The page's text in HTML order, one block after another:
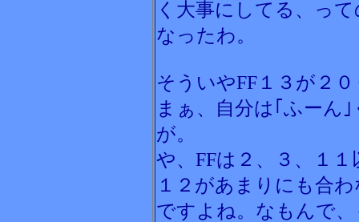
く大事にしてる、っ
なったわ。
そういやFF１３が２
まぁ、自分は｢ふーん
が。
や、FFは２、３、１
１２があまりにも合
ですよね。なもんで